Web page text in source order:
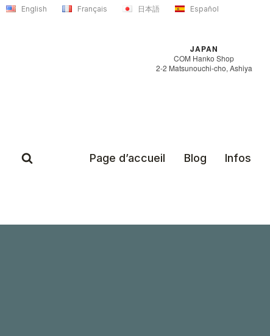
Aller
English Français 日本語 Español
JAPAN
COM Hanko Shop
2-2 Matsunouchi-cho, Ashiya
Page d’accueil Blog Infos